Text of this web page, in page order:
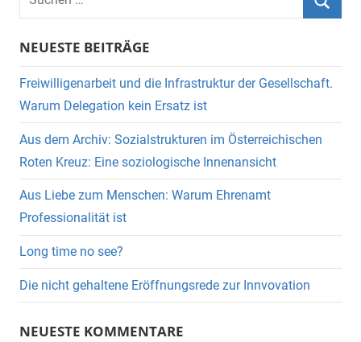
NEUESTE BEITRÄGE
Freiwilligenarbeit und die Infrastruktur der Gesellschaft.
Warum Delegation kein Ersatz ist
Aus dem Archiv: Sozialstrukturen im Österreichischen
Roten Kreuz: Eine soziologische Innenansicht
Aus Liebe zum Menschen: Warum Ehrenamt
Professionalität ist
Long time no see?
Die nicht gehaltene Eröffnungsrede zur Innvovation
NEUESTE KOMMENTARE